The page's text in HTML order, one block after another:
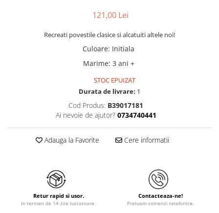
121,00 Lei
Recreati povestile clasice si alcatuiti altele noi!
Culoare: Initiala
Marime: 3 ani +
STOC EPUIZAT
Durata de livrare: 1
Cod Produs: B39017181
Ai nevoie de ajutor? 0734740441
Adauga la Favorite Cere informatii
Retur rapid si usor.
In termen de 14 zile lucratoare.
Contacteaza-ne!
Preluam comenzi telefonice.